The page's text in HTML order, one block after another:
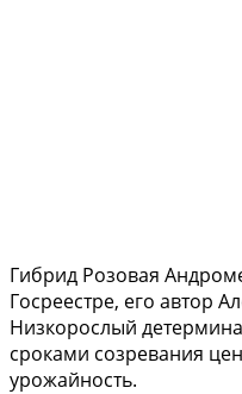
Гибрид Розовая
Госреестре, его автор
Низкорослый
сроками созревания
урожайность.